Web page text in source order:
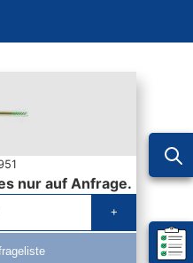
Mein
nur auf Anfrage.
+